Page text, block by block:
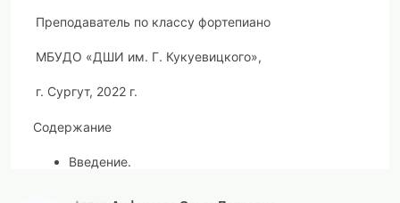
Преподаватель по классу фортепиано
МБУДО «ДШИ им. Г. Кукуевицкого»,
г. Сургут, 2022 г.
Содержание
Введение.